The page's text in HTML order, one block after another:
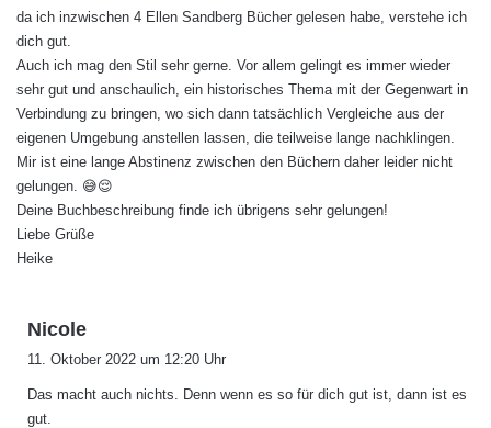
:
da ich inzwischen 4 Ellen Sandberg Bücher gelesen habe, verstehe ich
dich gut.
Auch ich mag den Stil sehr gerne. Vor allem gelingt es immer wieder
sehr gut und anschaulich, ein historisches Thema mit der Gegenwart in
Verbindung zu bringen, wo sich dann tatsächlich Vergleiche aus der
eigenen Umgebung anstellen lassen, die teilweise lange nachklingen.
Mir ist eine lange Abstinenz zwischen den Büchern daher leider nicht
gelungen. 😅😌
Deine Buchbeschreibung finde ich übrigens sehr gelungen!
Liebe Grüße
Heike
Nicole
t
11. Oktober 2022 um 12:20 Uhr
Das macht auch nichts. Denn wenn es so für dich gut ist, dann ist es
gut.